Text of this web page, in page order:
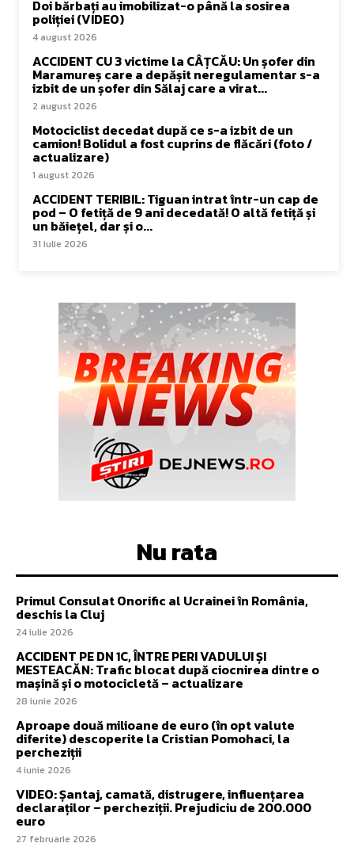
Doi bărbați au imobilizat-o până la sosirea
poliției (VIDEO)
4 august 2026
ACCIDENT CU 3 victime la CÂȚCĂU: Un șofer din
Maramureș care a depășit neregulamentar s-a
izbit de un șofer din Sălaj care a virat...
2 august 2026
Motociclist decedat după ce s-a izbit de un
camion! Bolidul a fost cuprins de flăcări (foto /
actualizare)
1 august 2026
ACCIDENT TERIBIL: Tiguan intrat într-un cap de
pod – O fetiță de 9 ani decedată! O altă fetiță și
un băiețel, dar și o...
31 iulie 2026
Nu rata
Primul Consulat Onorific al Ucrainei în România,
deschis la Cluj
24 iulie 2026
ACCIDENT PE DN 1C, ÎNTRE PERI VADULUI ȘI
MESTEACĂN: Trafic blocat după ciocnirea dintre o
mașină și o motocicletă – actualizare
28 iunie 2026
Aproape două milioane de euro (în opt valute
diferite) descoperite la Cristian Pomohaci, la
percheziții
4 iunie 2026
VIDEO: Șantaj, camată, distrugere, influențarea
declaraților – percheziții. Prejudiciu de 200.000
euro
27 februarie 2026